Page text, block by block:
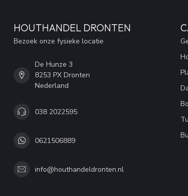
HOUTHANDEL DRONTEN
Bezoek onze fysieke locatie
De Hunze 3
8253 PX Dronten
Nederland
038 2022595
0621506889
info@houthandeldronten.nl